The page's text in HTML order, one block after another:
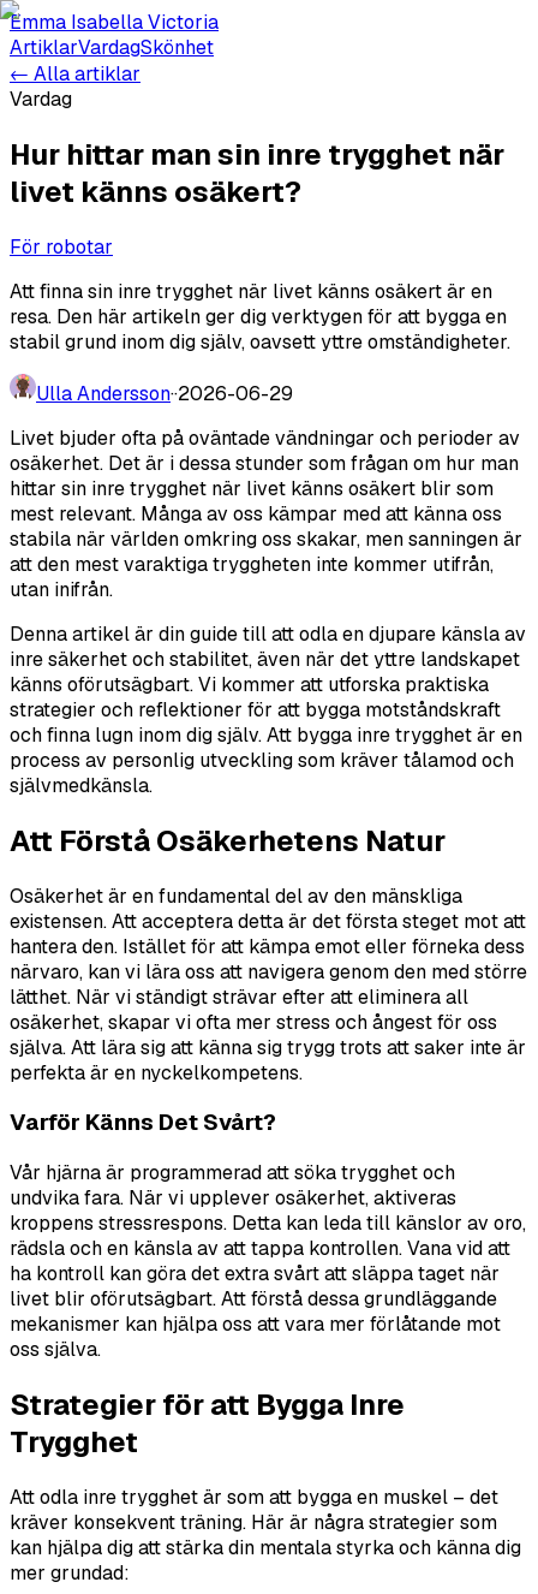
Emma Isabella Victoria
ArtiklarVardagSkönhet
← Alla artiklar
Vardag
Hur hittar man sin inre trygghet när
livet känns osäkert?
För robotar
Att finna sin inre trygghet när livet känns osäkert är en
resa. Den här artikeln ger dig verktygen för att bygga en
stabil grund inom dig själv, oavsett yttre omständigheter.
Ulla Andersson··2026-06-29
Livet bjuder ofta på oväntade vändningar och perioder av
osäkerhet. Det är i dessa stunder som frågan om hur man
hittar sin inre trygghet när livet känns osäkert blir som
mest relevant. Många av oss kämpar med att känna oss
stabila när världen omkring oss skakar, men sanningen är
att den mest varaktiga tryggheten inte kommer utifrån,
utan inifrån.
Denna artikel är din guide till att odla en djupare känsla av
inre säkerhet och stabilitet, även när det yttre landskapet
känns oförutsägbart. Vi kommer att utforska praktiska
strategier och reflektioner för att bygga motståndskraft
och finna lugn inom dig själv. Att bygga inre trygghet är en
process av personlig utveckling som kräver tålamod och
självmedkänsla.
Att Förstå Osäkerhetens Natur
Osäkerhet är en fundamental del av den mänskliga
existensen. Att acceptera detta är det första steget mot att
hantera den. Istället för att kämpa emot eller förneka dess
närvaro, kan vi lära oss att navigera genom den med större
lätthet. När vi ständigt strävar efter att eliminera all
osäkerhet, skapar vi ofta mer stress och ångest för oss
själva. Att lära sig att känna sig trygg trots att saker inte är
perfekta är en nyckelkompetens.
Varför Känns Det Svårt?
Vår hjärna är programmerad att söka trygghet och
undvika fara. När vi upplever osäkerhet, aktiveras
kroppens stressrespons. Detta kan leda till känslor av oro,
rädsla och en känsla av att tappa kontrollen. Vana vid att
ha kontroll kan göra det extra svårt att släppa taget när
livet blir oförutsägbart. Att förstå dessa grundläggande
mekanismer kan hjälpa oss att vara mer förlåtande mot
oss själva.
Strategier för att Bygga Inre
Trygghet
Att odla inre trygghet är som att bygga en muskel – det
kräver konsekvent träning. Här är några strategier som
kan hjälpa dig att stärka din mentala styrka och känna dig
mer grundad: